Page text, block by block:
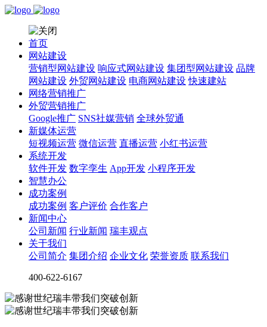
首页
网站建设
营销型网站建设 响应式网站建设 集团型网站建设 品牌
网站建设 外贸网站建设 电商网站建设 快速建站
网络营销推广
外贸营销推广
Google推广 SNS社媒营销 全球外贸通
新媒体运营
短视频运营 微信运营 直播运营 小红书运营
系统开发
软件开发 数字孪生 App开发 小程序开发
智慧办公
成功案例
成功案例 客户评价 合作客户
新闻中心
公司新闻 行业新闻 瑞丰观点
关于我们
公司简介 集团介绍 企业文化 荣誉资质 联系我们
400-622-6167